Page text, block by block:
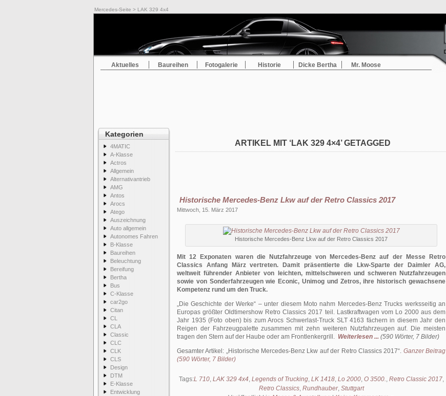
Mercedes-Seite > LAK 329 4x4
Aktuelles Baureihen Fotogalerie Historie Dicke Bertha Mr. Moose
Kategorien
4MATIC
A-Klasse
Actros
Allgemein
Alternativantrieb
AMG
Antos
Arocs
Atego
Auszeichnung
Auto allgemein
Autonomes Fahren
B-Klasse
Baureihen
Beleuchtung
Bereifung
Bertha
Bus
C-Klasse
car2go
Citan
CL
CLA
Classic
CLC
CLK
CLS
Design
DTM
E-Klasse
Entwicklung
ARTIKEL MIT ‘LAK 329 4×4’ GETAGGED
Historische Mercedes-Benz Lkw auf der Retro Classics 2017
Mittwoch, 15. März 2017
Historische Mercedes-Benz Lkw auf der Retro Classics 2017
Mit 12 Exponaten waren die Nutzfahrzeuge von Mercedes-Benz auf der Messe Retro
Classics Anfang März vertreten. Damit präsentierte die Lkw-Sparte der Daimler AG,
weltweit führender Anbieter von leichten, mittel­schweren und schweren Nutzfahrzeugen
sowie von Sonderfahrzeugen wie Econic, Unimog und Zetros, ihre historisch gewachsene
Kompetenz rund um den Truck.
„Die Geschichte der Werke“ – unter diesem Moto nahm Mercedes-Benz Trucks werksseitig an
Europas größter Oldtimershow Retro Classics 2017 teil. Lastkraftwagen vom Lo 2000 aus dem
Jahr 1935 (Foto oben) bis zum Arocs Schwerlast-Truck SLT 4163 fächern in diesem Jahr den
Reigen der Fahrzeugpalette zusammen mit zehn weiteren Nutzfahrzeugen auf. Die meisten
tragen den Stern auf der Haube oder am Frontlenkergrill. Weiterlesen ... (590 Wörter, 7 Bilder)
Gesamter Artikel: Historische Mercedes-Benz Lkw auf der Retro Classics 2017 . Ganzer Beitrag
(590 Wörter, 7 Bilder)
Tags:L 710, LAK 329 4x4, Legends of Trucking, LK 1418, Lo 2000, O 3500., Retro Classic 2017,
Retro Classics, Rundhauber, Stuttgart